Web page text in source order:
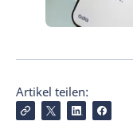
Artikel teilen: